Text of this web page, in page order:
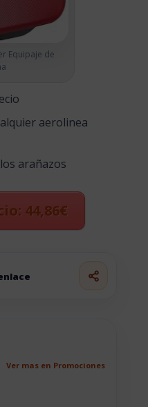
Equipaje de
aerolinea
arañazos
44,86€
Ver mas en Promociones